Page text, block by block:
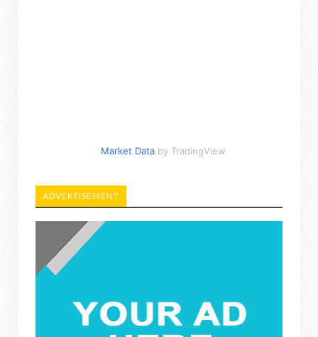
Market Data by TradingView
ADVERTISEMENT